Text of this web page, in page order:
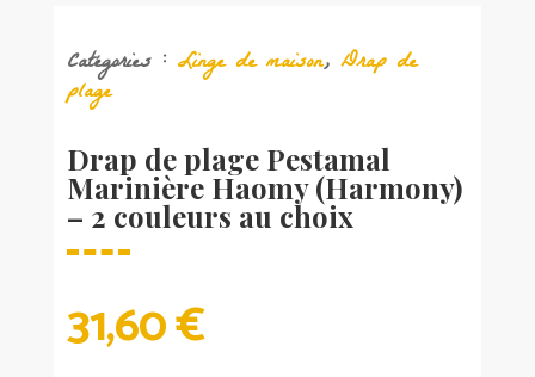
Catégories : Linge de maison, Drap de
plage
Drap de plage Pestamal
Marinière Haomy (Harmony)
– 2 couleurs au choix
31,60€